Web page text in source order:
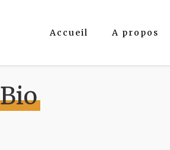
Accueil A propos